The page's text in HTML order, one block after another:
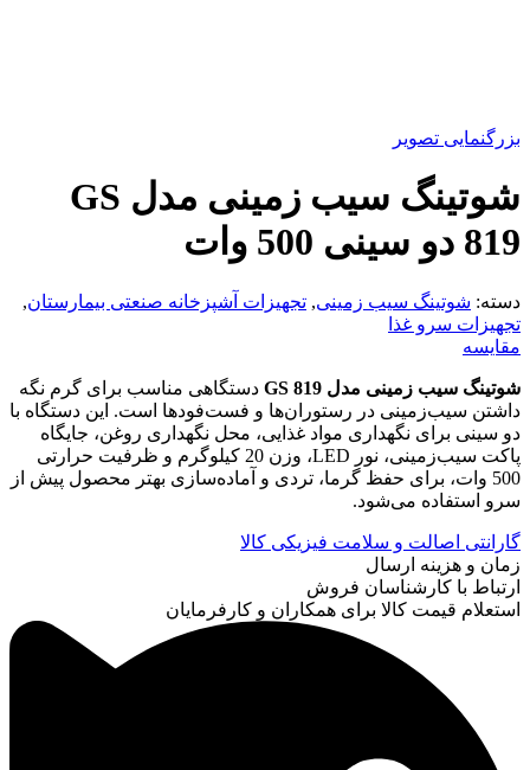
بزرگنمایی تصویر
شوتینگ سیب زمینی مدل GS
819 دو سینی 500 وات
دسته: شوتینگ سیب‌ زمینی, تجهیزات آشپزخانه صنعتی بیمارستان,
تجهیزات سرو غذا
مقایسه
شوتینگ سیب زمینی مدل GS 819
دستگاهی مناسب برای گرم نگه
داشتن سیب‌زمینی در رستوران‌ها و فست‌فودها است. این دستگاه با
دو سینی برای نگهداری مواد غذایی، محل نگهداری روغن، جایگاه
پاکت سیب‌زمینی، نور LED، وزن 20 کیلوگرم و ظرفیت حرارتی
500 وات، برای حفظ گرما، تردی و آماده‌سازی بهتر محصول پیش از
سرو استفاده می‌شود.
گارانتی اصالت و سلامت فیزیکی کالا
زمان و هزینه ارسال
ارتباط با کارشناسان فروش
استعلام قیمت کالا برای همکاران و کارفرمایان